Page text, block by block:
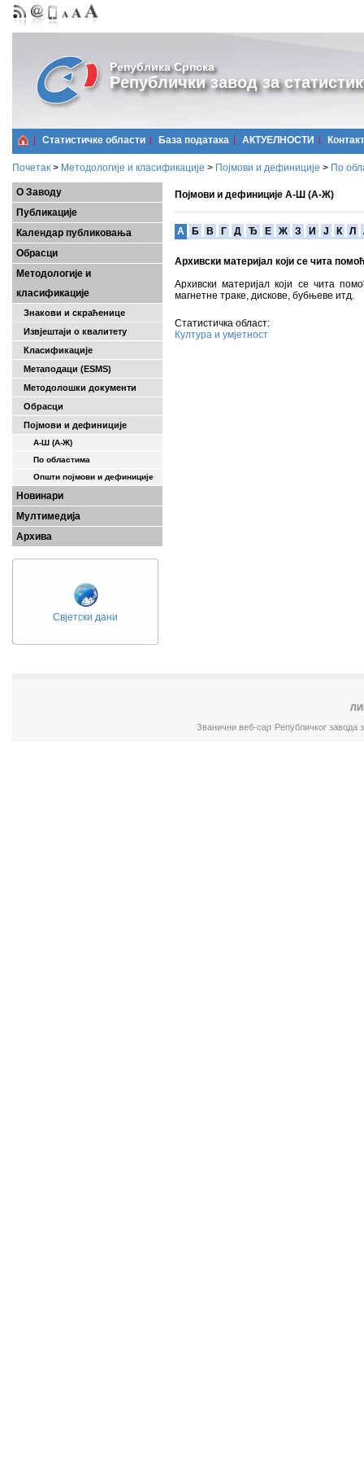
Република Српска
Републички завод за
Статистичке области Базa података АКТУЕЛНОСТИ Контакт
Почетак > Методологије и класификације > Појмови и дефиниције > По
О Заводу
Публикације
Календар публиковања
Обрасци
Методологије и
класификације
Знакови и скраћенице
Извјештаји о квалитету
Класификације
Метаподаци (ESMS)
Методолошки документи
Обрасци
Појмови и дефиниције
А-Ш (A-Ж)
По областима
Општи појмови и дефиниције
Новинари
Мултимедија
Архива
Свјетски дани
Појмови и дефиниције А-Ш (А-Ж)
A Б В Г Д Ђ Е Ж З И Ј К Л
Архивски материјал који се чита
Архивски материјал који се чита
магнетне траке, дискове, бубњеве итд.
Статистичка област:
Култура и умјетност
Званични веб-сајт Републичког